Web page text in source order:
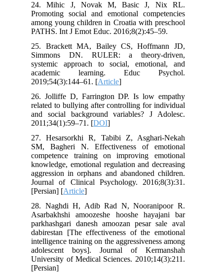
24. Mihic J, Novak M, Basic J, Nix RL.
Promoting social and emotional competencies
among young children in Croatia with preschool
PATHS. Int J Emot Educ. 2016;8(2):45–59.
25. Brackett MA, Bailey CS, Hoffmann JD,
Simmons DN. RULER: a theory-driven,
systemic approach to social, emotional, and
academic learning. Educ Psychol.
2019;54(3):144–61. [Article
26. Jolliffe D, Farrington DP. Is low empathy
related to bullying after controlling for individual
and social background variables? J Adolesc.
2011;34(1):59–71. [DOI
27. Hesarsorkhi R, Tabibi Z, Asghari-Nekah
SM, Bagheri N. Effectiveness of emotional
competence training on improving emotional
knowledge, emotional regulation and decreasing
aggression in orphans and abandoned children.
Journal of Clinical Psychology. 2016;8(3):31.
[Persian] [Article
28. Naghdi H, Adib Rad N, Nooranipoor R.
Asarbakhshi amoozeshe hooshe hayajani bar
parkhashgari danesh amoozan pesar sale aval
dabirestan [The effectiveness of the emotional
intelligence training on the aggressiveness among
adolescent boys]. Journal of Kermanshah
University of Medical Sciences. 2010;14(3):211.
[Persian]